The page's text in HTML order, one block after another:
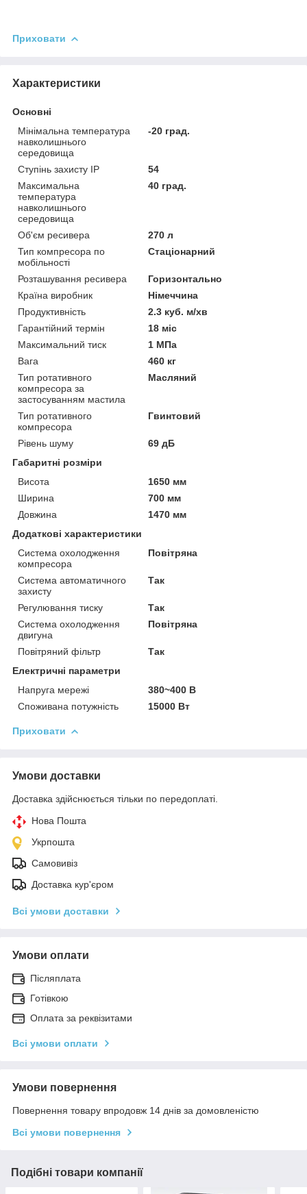
Приховати
Характеристики
Основні
Мінімальна температура
навколишнього
середовища
-20 град.
Ступінь захисту IP
54
Максимальна
температура
навколишнього
середовища
40 град.
Об'єм ресивера
270 л
Тип компресора по
мобільності
Стаціонарний
Розташування ресивера
Горизонтально
Країна виробник
Німеччина
Продуктивність
2.3 куб. м/хв
Гарантійний термін
18 міс
Максимальний тиск
1 МПа
Вага
460 кг
Тип ротативного
компресора за
застосуванням мастила
Масляний
Тип ротативного
компресора
Гвинтовий
Рівень шуму
69 дБ
Габаритні розміри
Висота
1650 мм
Ширина
700 мм
Довжина
1470 мм
Додаткові характеристики
Система охолодження
компресора
Повітряна
Система автоматичного
захисту
Так
Регулювання тиску
Так
Система охолодження
двигуна
Повітряна
Повітряний фільтр
Так
Електричні параметри
Напруга мережі
380~400 В
Споживана потужність
15000 Вт
Приховати
Умови доставки
Доставка здійснюється тільки по передоплаті.
Нова Пошта
Укрпошта
Самовивіз
Доставка кур'єром
Всі умови доставки
Умови оплати
Післяплата
Готівкою
Оплата за реквізитами
Всі умови оплати
Умови повернення
Повернення товару впродовж 14 днів за домовленістю
Всі умови повернення
Подібні товари компанії